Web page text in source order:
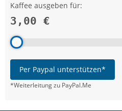
Kaffee ausgeben für:
3,00 €
Per Paypal unterstützen*
*Weiterleitung zu PayPal.Me